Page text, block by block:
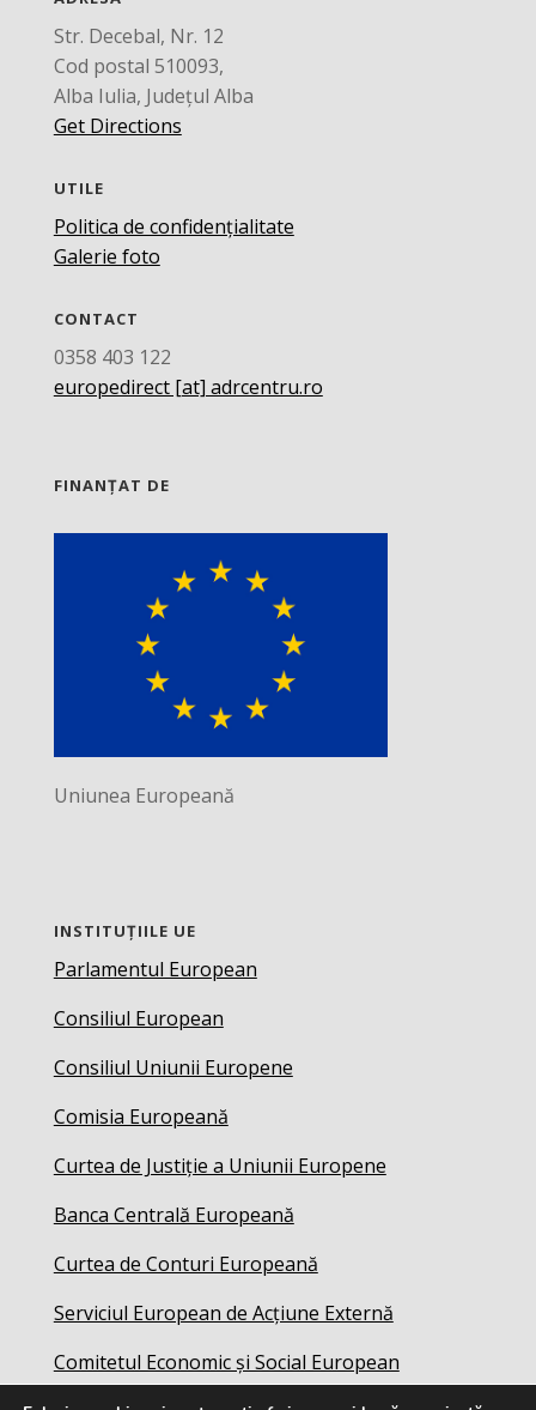
Str. Decebal, Nr. 12
Cod postal 510093,
Alba Iulia, Județul Alba
Get Directions
UTILE
Politica de confidențialitate
Galerie foto
CONTACT
0358 403 122
europedirect [at] adrcentru.ro
FINANȚAT DE
Uniunea Europeană
INSTITUȚIILE UE
Parlamentul European
Consiliul European
Consiliul Uniunii Europene
Comisia Europeană
Curtea de Justiție a Uniunii Europene
Banca Centrală Europeană
Curtea de Conturi Europeană
Serviciul European de Acțiune Externă
Comitetul Economic și Social European